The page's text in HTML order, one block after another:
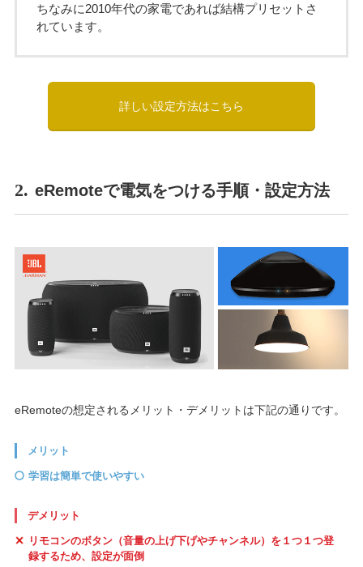
ちなみに2010年代の家電であれば結構プリセットさ
れています。
詳しい設定方法はこちら
2. eRemoteで電気をつける手順・設定方法
eRemoteの想定されるメリット・デメリットは下記の通りです。
メリット
学習は簡単で使いやすい
デメリット
リモコンのボタン（音量の上げ下げやチャンネル）を１つ１つ登
録するため、設定が面倒